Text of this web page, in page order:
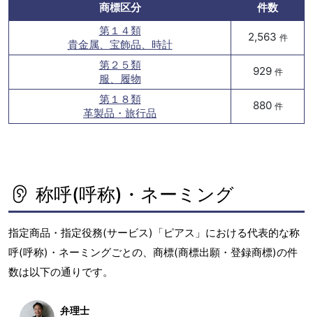
商標区分
件数
第１４類
貴金属、宝飾品、時計
2,563 件
第２５類
服、履物
929 件
第１８類
革製品・旅行品
880 件
称呼(呼称)・ネーミング
指定商品・指定役務(サービス)「ピアス」における代表的な称
呼(呼称)・ネーミングごとの、商標(商標出願・登録商標)の件
数は以下の通りです。
弁理士